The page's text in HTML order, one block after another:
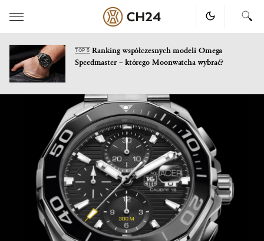
TOP 5Ranking współczesnych modeli Omega
Speedmaster – którego Moonwatcha wybrać?